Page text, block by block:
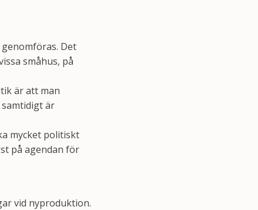
Det
småhus, på
är att man
är
mycket politiskt
på agendan för
vid nyproduktion.